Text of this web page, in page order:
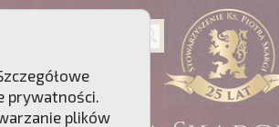
prywatności.
plików